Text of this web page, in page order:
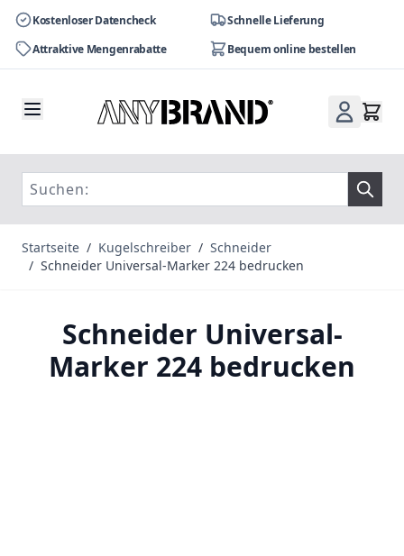
Kostenloser Datencheck
Schnelle Lieferung
Attraktive Mengenrabatte
Bequem online bestellen
Startseite / Kugelschreiber / Schneider
/ Schneider Universal-Marker 224 bedrucken
Schneider Universal-
Marker 224 bedrucken